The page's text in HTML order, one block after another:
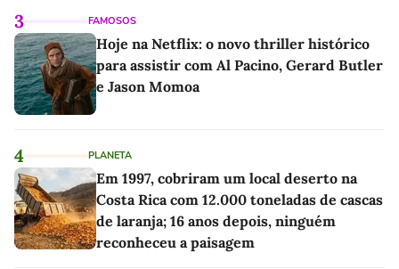
3 FAMOSOS
Hoje na Netflix: o novo thriller histórico
para assistir com Al Pacino, Gerard Butler
e Jason Momoa
4 PLANETA
Em 1997, cobriram um local deserto na
Costa Rica com 12.000 toneladas de cascas
de laranja; 16 anos depois, ninguém
reconheceu a paisagem